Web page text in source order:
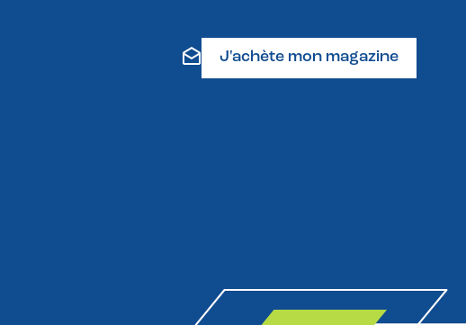
J'achète mon magazine